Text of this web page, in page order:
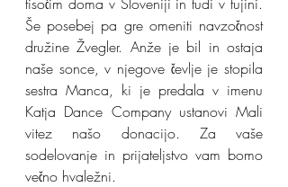
Še posebej pa gre omeniti navzočnost
družine Žvegler. Anže je bil in ostaja
naše sonce, v njegove čevlje je stopila
sestra Manca, ki je predala v imenu
Katja Dance Company ustanovi Mali
vitez našo donacijo. Za vaše
sodelovanje in prijateljstvo vam bomo
večno hvaležni.